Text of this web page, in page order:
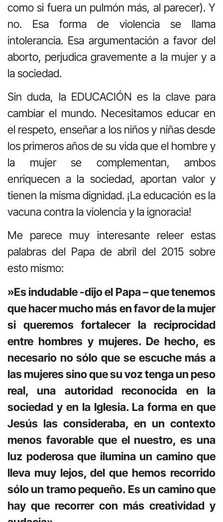
como si fuera un pulmón más, al parecer). Y
no. Esa forma de violencia se llama
intolerancia. Esa argumentación a favor del
aborto, perjudica gravemente a la mujer y a
la sociedad.
Sin duda, la EDUCACIÓN es la clave para
cambiar el mundo. Necesitamos educar en
el respeto, enseñar a los niños y niñas desde
los primeros años de su vida que el hombre y
la mujer se complementan, ambos
enriquecen a la sociedad, aportan valor y
tienen la misma dignidad. ¡La educación es la
vacuna contra la violencia y la ignoracia!
Me parece muy interesante releer estas
palabras del Papa de abril del 2015 sobre
esto mismo:
»Es indudable -dijo el Papa – que tenemos
que hacer mucho más en favor de la mujer
si queremos fortalecer la reciprocidad
entre hombres y mujeres. De hecho, es
necesario no sólo que se escuche más a
las mujeres sino que su voz tenga un peso
real, una autoridad reconocida en la
sociedad y en la Iglesia. La forma en que
Jesús las consideraba, en un contexto
menos favorable que el nuestro, es una
luz poderosa que ilumina un camino que
lleva muy lejos, del que hemos recorrido
sólo un tramo pequeño. Es un camino que
hay que recorrer con más creatividad y